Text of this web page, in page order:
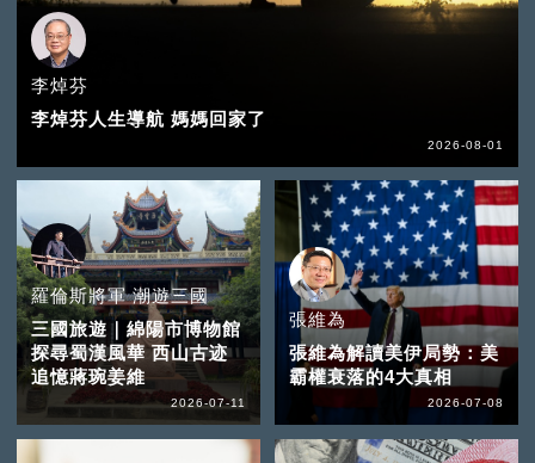
李焯芬
李焯芬人生導航 媽媽回家了
2026-08-01
羅倫斯將軍 潮遊三國
三國旅遊｜綿陽市博物館
探尋蜀漢風華 西山古迹
追憶蔣琬姜維
2026-07-11
張維為
張維為解讀美伊局勢：美
霸權衰落的4大真相
2026-07-08